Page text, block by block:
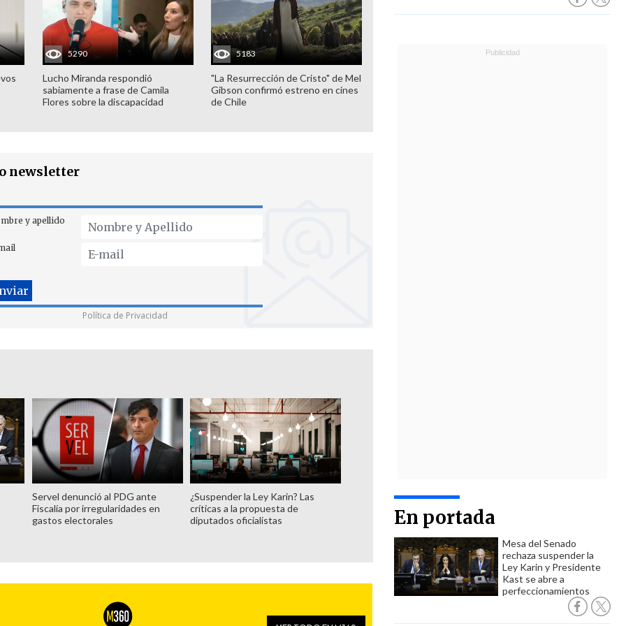
En portada
Mesa del Senado
rechaza suspender la
Ley Karin y Presidente
Kast se abre a
perfeccionamientos
5290
Lucho Miranda respondió
sabiamente a frase de Camila
Flores sobre la discapacidad
5183
"La Resurrección de Cristo" de Mel
Gibson confirmó estreno en cines
de Chile
newsletter
y apellido
Política de Privacidad
Servel denunció al PDG ante
Fiscalía por irregularidades en
gastos electorales
¿Suspender la Ley Karin? Las
críticas a la propuesta de
diputados oficialistas